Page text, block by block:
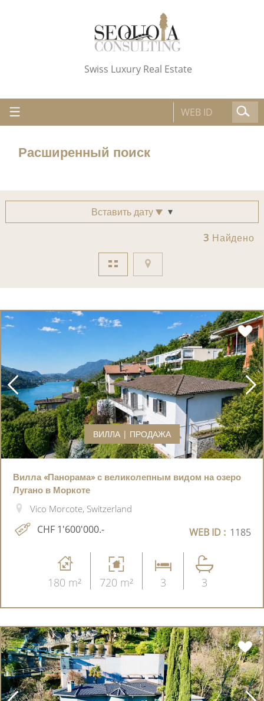
Swiss Luxury Real Estate
Расширенный поиск
Вставить дату
3 Найдено
ВИЛЛА | ПРОДАЖА
Вилла «Панорама» с великолепным видом на озеро
Лугано в Моркоте
Vico Morcote, Switzerland
CHF 1'600'000.- WEB ID : 1185
180 m² 720 m² 3 3